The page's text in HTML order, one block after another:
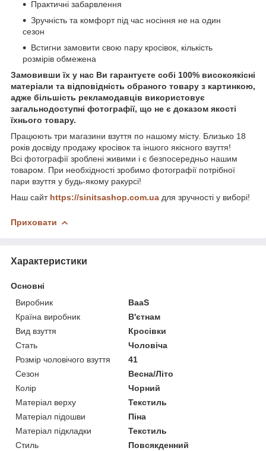
Практичні забарвлення
Зручність та комфорт під час носіння не на один
сезон
Встигни замовити свою пару кросівок, кількість
розмірів обмежена
Замовивши їх у нас Ви гарантуєте собі 100% високоякісні
матеріали та відповідність обраного товару з картинкою,
адже більшість рекламодавців використовує
загальнодоступні фотографії, що не є доказом якості
їхнього товару.
Працюють три магазини взуття по нашому місту. Близько 18
років досвіду продажу кросівок та іншого якісного взуття!
Всі фотографії зроблені живими і є безпосередньо нашим
товаром. При необхідності зробимо фотографії потрібної
пари взуття у будь-якому ракурсі!
Наш сайт https://sinitsashop.com.ua для зручності у виборі!
Приховати
Характеристики
Основні
Виробник
BaaS
Країна виробник
В'єтнам
Вид взуття
Кросівки
Стать
Чоловіча
Розмір чоловічого взуття
41
Сезон
Весна/Літо
Колір
Чорний
Матеріал верху
Текстиль
Матеріал підошви
Піна
Матеріал підкладки
Текстиль
Стиль
Повсякденний